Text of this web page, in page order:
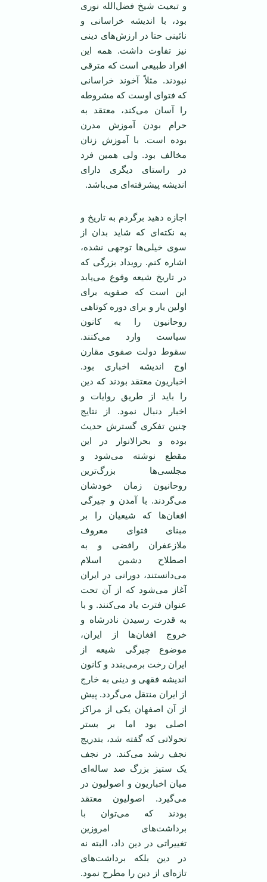
و تبعیت شیخ فضل‌الله نوری
بود، با اندیشه خراسانی و
نائینی حتا در ارزش‌های دینی
نیز تفاوت داشت. همه این
افراد طبیعی است که مترقی
نبودند. مثلاً آخوند خراسانی
که فتوای اوست که مشروطه
را آسان می‌کند، معتقد به
حرام بودن آموزش مدرن
بوده است. با آموزش زنان
مخالف بود. ولی همین فرد
در راستای دیگری دارای
اندیشه پیشرفته‌ای می‌باشد.
اجازه دهید برگردم به تاریخ و
به نکته‌ای که شاید بدان از
سوی خیلی‌ها توجهی نشده،
اشاره کنم. رویداد بزرگی که
در تاریخ شیعه وقوع می‌یابد
این است که صفویه برای
اولین بار و برای دوره کوتاهی
روحانیون را به کانون
سیاست وارد می‌کنند.
سقوط دولت صفوی مقارن
اوج اندیشه اخباری بود.
اخباریون معتقد بودند که دین
را باید از طریق روایات و
اخبار دنبال نمود. از نتایج
چنین تفکری گسترش حدیث
بوده و بحرالانوار در این
مقطع نوشته می‌شود و
مجلسی‌ها بزرگ‌ترین
روحانیون زمان خودشان
می‌گردند. با آمدن و چیرگی
افغان‌ها که شیعیان را بر
مبنای فتوای معروف
ملازعفران رافضی و به
اصطلاح دشمن اسلام
می‌دانستند، دورانی در ایران
آغاز می‌شود که از آن تحت
عنوان فترت یاد می‌کنند. و با
به قدرت رسیدن نادرشاه و
خروج افغان‌ها از ایران،
موضوع چیرگی شیعه از
ایران رخت برمی‌بندد و کانون
اندیشه فقهی و دینی به خارج
از ایران منتقل می‌گردد. پیش
از آن اصفهان یکی از مراکز
اصلی بود اما بر بستر
تحولاتی که گفته شد، بتدریج
نجف رشد می‌کند. در نجف
یک ستیز بزرگ صد ساله‌ای
میان اخباریون و اصولیون در
می‌گیرد. اصولیون معتقد
بودند که می‌توان با
برداشت‌های امروزین
تغییراتی در دین داد، البته نه
در دین بلکه برداشت‌های
تازه‌ای از دین را مطرح نمود.